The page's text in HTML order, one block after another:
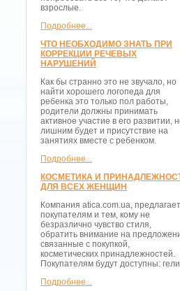
взрослые.
Подробнее...
ЧТО НЕОБХОДИМО ЗНАТЬ ПРИ
КОРРЕКЦИИ РЕЧЕВЫХ
НАРУШЕНИЙ
Как бы странно это не звучало, но
найти хорошего логопеда для
ребенка это только пол работы,
родители должны принимать
активное участие в его развитии,
лишним будет и присутствие на
занятиях вместе с ребенком.
Подробнее...
КОСМЕТИКА И
ДЛЯ ВСЕХ ЖЕНЩИН
Компания atica.com.ua, предлагает
покупателям и тем, кому не
безразлично чувство стиля,
обратить внимание на
связанные с покупкой,
косметических принадлежностей.
Покупателям будут доступны: гели
Подробнее...